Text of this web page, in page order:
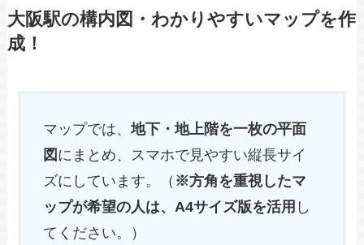
大阪駅の構内図・わかりやすいマップを作
成！
マップでは、地下・地上階を一枚の平面
図 にまとめ、スマホで見やすい縦長サイ
ズにしています。（ ※方角を重視したマ
ップが希望の人は、A4サイズ版を活用 し
てください。）